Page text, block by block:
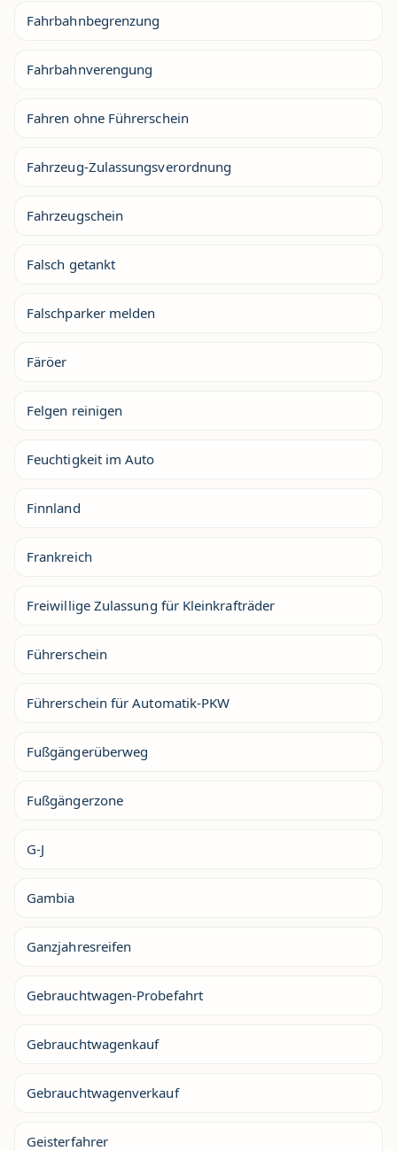
Fahrbahnbegrenzung
Fahrbahnverengung
Fahren ohne Führerschein
Fahrzeug-Zulassungsverordnung
Fahrzeugschein
Falsch getankt
Falschparker melden
Färöer
Felgen reinigen
Feuchtigkeit im Auto
Finnland
Frankreich
Freiwillige Zulassung für Kleinkrafträder
Führerschein
Führerschein für Automatik-PKW
Fußgängerüberweg
Fußgängerzone
G-J
Gambia
Ganzjahresreifen
Gebrauchtwagen-Probefahrt
Gebrauchtwagenkauf
Gebrauchtwagenverkauf
Geisterfahrer